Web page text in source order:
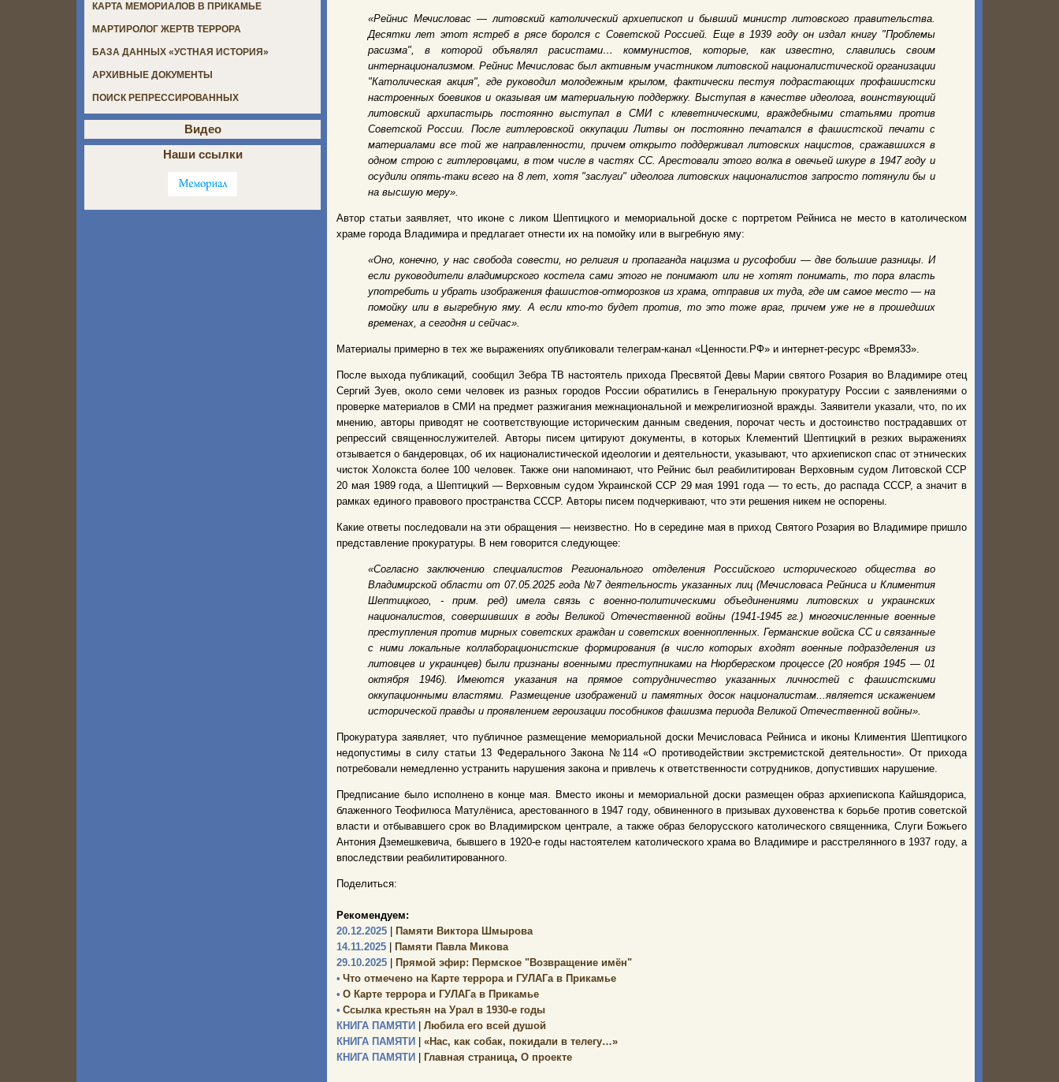
«Рейнис Мечисловас — литовский католический архиепископ и бывший министр литовского правительства.
Десятки лет этот ястреб в рясе боролся с Советской Россией. Еще в 1939 году он издал книгу "Проблемы
расизма", в которой объявлял расистами… коммунистов, которые, как известно, славились своим
интернационализмом. Рейнис Мечисловас был активным участником литовской националистической организации
"Католическая акция", где руководил молодежным крылом, фактически пестуя подрастающих профашистски
настроенных боевиков и оказывая им материальную поддержку. Выступая в качестве идеолога, воинствующий
литовский архипастырь постоянно выступал в СМИ с клеветническими, враждебными статьями против
Советской России. После гитлеровской оккупации Литвы он постоянно печатался в фашистской печати с
материалами все той же направленности, причем открыто поддерживал литовских нацистов, сражавшихся в
одном строю с гитлеровцами, в том числе в частях СС. Арестовали этого волка в овечьей шкуре в 1947 году и
осудили опять-таки всего на 8 лет, хотя "заслуги" идеолога литовских националистов запросто потянули бы и
на высшую меру».
Автор статьи заявляет, что иконе с ликом Шептицкого и мемориальной доске с портретом Рейниса не место в католическом
храме города Владимира и предлагает отнести их на помойку или в выгребную яму:
«Оно, конечно, у нас свобода совести, но религия и пропаганда нацизма и русофобии — две большие разницы. И
если руководители владимирского костела сами этого не понимают или не хотят понимать, то пора власть
употребить и убрать изображения фашистов-отморозков из храма, отправив их туда, где им самое место — на
помойку или в выгребную яму. А если кто-то будет против, то это тоже враг, причем уже не в прошедших
временах, а сегодня и сейчас».
Материалы примерно в тех же выражениях опубликовали телеграм-канал «Ценности.РФ» и интернет-ресурс «Время33».
После выхода публикаций, сообщил Зебра ТВ настоятель прихода Пресвятой Девы Марии святого Розария во Владимире отец
Сергий Зуев, около семи человек из разных городов России обратились в Генеральную прокуратуру России с заявлениями о
проверке материалов в СМИ на предмет разжигания межнациональной и межрелигиозной вражды. Заявители указали, что, по их
мнению, авторы приводят не соответствующие историческим данным сведения, порочат честь и достоинство пострадавших от
репрессий священнослужителей. Авторы писем цитируют документы, в которых Клементий Шептицкий в резких выражениях
отзывается о бандеровцах, об их националистической идеологии и деятельности, указывают, что архиепископ спас от этнических
чисток Холокста более 100 человек. Также они напоминают, что Рейнис был реабилитирован Верховным судом Литовской ССР
20 мая 1989 года, а Шептицкий — Верховным судом Украинской ССР 29 мая 1991 года — то есть, до распада СССР, а значит в
рамках единого правового пространства СССР. Авторы писем подчеркивают, что эти решения никем не оспорены.
Какие ответы последовали на эти обращения — неизвестно. Но в середине мая в приход Святого Розария во Владимире пришло
представление прокуратуры. В нем говорится следующее:
«Согласно заключению специалистов Регионального отделения Российского исторического общества во
Владимирской области от 07.05.2025 года №7 деятельность указанных лиц (Мечисловаса Рейниса и Климентия
Шептицкого, - прим. ред) имела связь с военно-политическими объединениями литовских и украинских
националистов, совершивших в годы Великой Отечественной войны (1941-1945 гг.) многочисленные военные
преступления против мирных советских граждан и советских военнопленных. Германские войска СС и связанные
с ними локальные коллаборационистские формирования (в число которых входят военные подразделения из
литовцев и украинцев) были признаны военными преступниками на Нюрбергском процессе (20 ноября 1945 — 01
октября 1946). Имеются указания на прямое сотрудничество указанных личностей с фашистскими
оккупационными властями. Размещение изображений и памятных досок националистам...является искажением
исторической правды и проявлением героизации пособников фашизма периода Великой Отечественной войны».
Прокуратура заявляет, что публичное размещение мемориальной доски Мечисловаса Рейниса и иконы Климентия Шептицкого
недопустимы в силу статьи 13 Федерального Закона №114 «О противодействии экстремистской деятельности». От прихода
потребовали немедленно устранить нарушения закона и привлечь к ответственности сотрудников, допустивших нарушение.
Предписание было исполнено в конце мая. Вместо иконы и мемориальной доски размещен образ архиепископа Кайшядориса,
блаженного Теофилюса Матулёниса, арестованного в 1947 году, обвиненного в призывах духовенства к борьбе против советской
власти и отбывавшего срок во Владимирском централе, а также образ белорусского католического священника, Слуги Божьего
Антония Дземешкевича, бывшего в 1920-е годы настоятелем католического храма во Владимире и расстрелянного в 1937 году, а
впоследствии реабилитированного.
Поделиться:
Рекомендуем:
20.12.2025
Памяти Виктора Шмырова
14.11.2025
Памяти Павла Микова
29.10.2025
Прямой эфир: Пермское "Возвращение имён"
• Что отмечено на Карте террора и ГУЛАГа в Прикамье
• О Карте террора и ГУЛАГа в Прикамье
• Ссылка крестьян на Урал в 1930-е годы
КНИГА ПАМЯТИ
Любила его всей душой
КНИГА ПАМЯТИ
«Нас, как собак, покидали в телегу…»
КНИГА ПАМЯТИ
Главная страница, О проекте
КАРТА МЕМОРИАЛОВ В ПРИКАМЬЕ
МАРТИРОЛОГ ЖЕРТВ ТЕРРОРА
БАЗА ДАННЫХ «УСТНАЯ ИСТОРИЯ»
АРХИВНЫЕ ДОКУМЕНТЫ
ПОИСК РЕПРЕССИРОВАННЫХ
Видео
Наши ссылки